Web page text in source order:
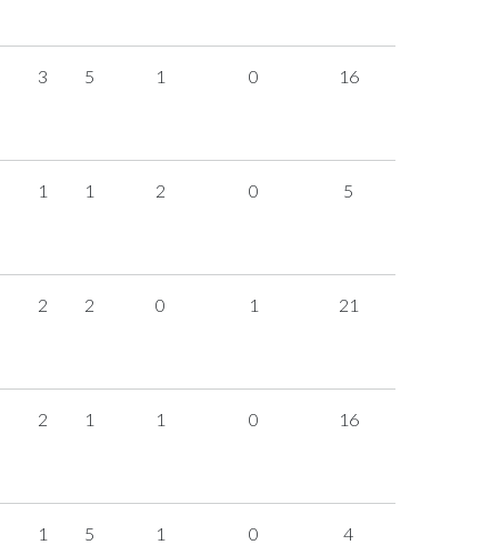
3 5 1 0 16
1 1 2 0 5
2 2 0 1 21
2 1 1 0 16
1 5 1 0 4